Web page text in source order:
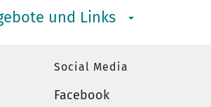
und Links
Social Media
Facebook